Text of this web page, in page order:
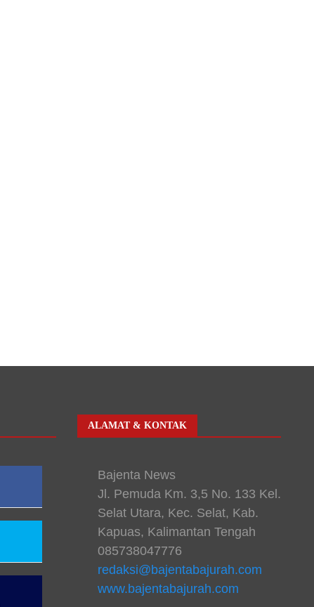
ALAMAT & KONTAK
Bajenta News
Jl. Pemuda Km. 3,5 No. 133 Kel.
Selat Utara, Kec. Selat, Kab.
Kapuas, Kalimantan Tengah
085738047776
redaksi@bajentabajurah.com
www.bajentabajurah.com